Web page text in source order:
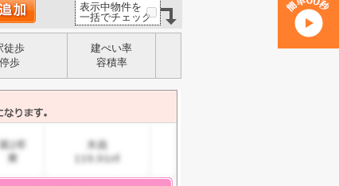
表示中物件を
一括でチェック
徒歩
停歩
建ぺい率
容積率